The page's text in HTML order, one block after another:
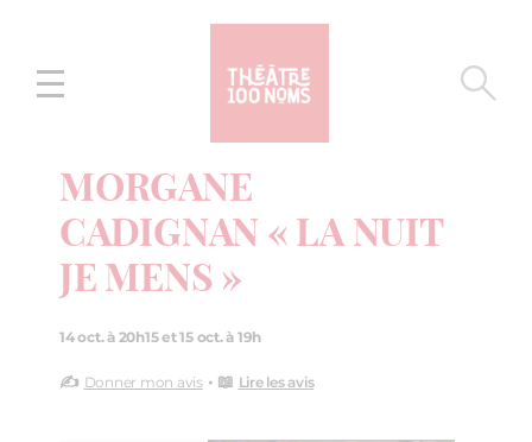
menu
MORGANE
CADIGNAN « LA NUIT
JE MENS »
14 oct. à 20h15 et 15 oct. à 19h
✍️ Donner mon avis• 📖 Lire les avis